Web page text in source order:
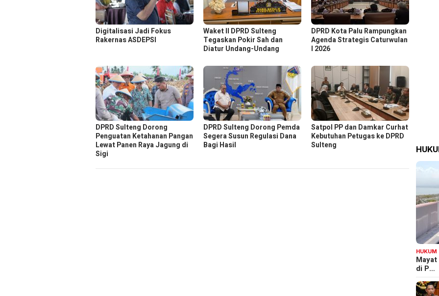
Digitalisasi Jadi Fokus
Rakernas ASDEPSI
Waket ll DPRD Sulteng
Tegaskan Pokir Sah dan
Diatur Undang-Undang
DPRD Kota Palu Rampungkan
Agenda Strategis Caturwulan
I 2026
DPRD Sulteng Dorong
Penguatan Ketahanan Pangan
Lewat Panen Raya Jagung di
Sigi
DPRD Sulteng Dorong Pemda
Segera Susun Regulasi Dana
Bagi Hasil
Satpol PP dan Damkar Curhat
Kebutuhan Petugas ke DPRD
Sulteng
HUKUM
di P…